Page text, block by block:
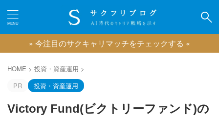
カテゴリー
» 今注目のサクキャリマッチをチェックする «
HOME > 投資・資産運用 >
PR
投資・資産運用
Victory Fund(ビクトリーファンド)の